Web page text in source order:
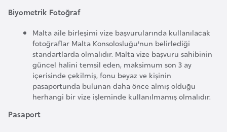
Biyometrik Fotoğraf
Malta aile birleşimi vize başvurularında kullanılacak
fotoğraflar Malta Konsolosluğu'nun belirlediği
standartlarda olmalıdır. Malta vize başvuru sahibinin
güncel halini temsil eden, maksimum son 3 ay
içerisinde çekilmiş, fonu beyaz ve kişinin
pasaportunda bulunan daha önce almış olduğu
herhangi bir vize işleminde kullanılmamış olmalıdır.
Pasaport
e
n